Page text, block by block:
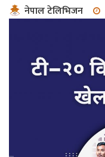
नेपाल टेलिभिजन